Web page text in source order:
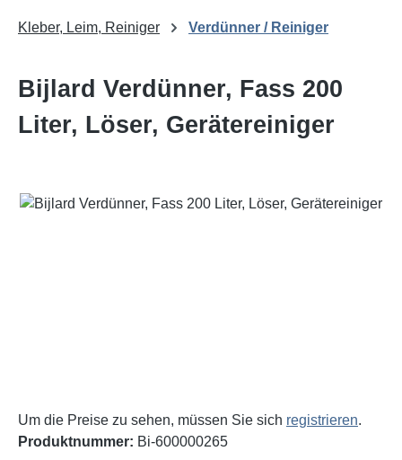
Kleber, Leim, Reiniger Verdünner / Reiniger
Bijlard Verdünner, Fass 200
Liter, Löser, Gerätereiniger
Bildergalerie überspringen
Um die Preise zu sehen, müssen Sie sich registrieren.
Produktnummer: Bi-600000265